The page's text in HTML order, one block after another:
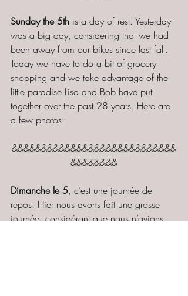
Sunday the 5th is a day of rest. Yesterday
was a big day, considering that we had
been away from our bikes since last fall.
Today we have to do a bit of grocery
shopping and we take advantage of the
little paradise Lisa and Bob have put
together over the past 28 years. Here are
a few photos:
&&&&&&&&&&&&&&&&&&&&&&&&&&&&
&&&&&&&&
Dimanche le 5, c’est une journée de
repos. Hier nous avons fait une grosse
journée, considérant que nous n’avions